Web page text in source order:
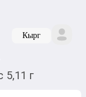
Кырг
5,11 г